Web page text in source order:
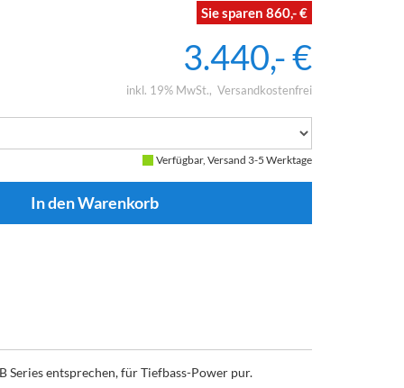
860,- €
3.440,- €
inkl. 19% MwSt. Versandkostenfrei
Verfügbar, Versand 3-5 Werktage
entsprechen, für Tiefbass-Power pur.